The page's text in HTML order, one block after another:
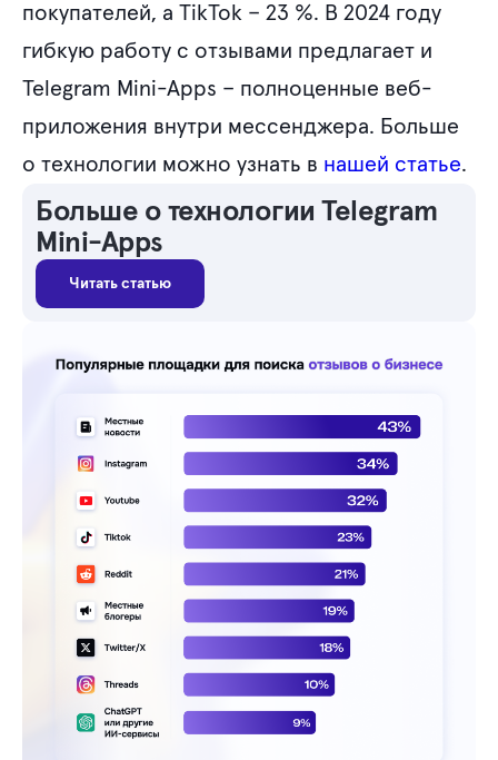
покупателей, а TikTok – 23 %. В 2024 году
гибкую работу с отзывами предлагает и
Telegram Mini-Apps – полноценные веб-
приложения внутри мессенджера. Больше
о технологии можно узнать в нашей статье.
Больше о технологии Telegram
Mini-Apps
Читать статью